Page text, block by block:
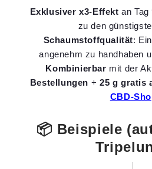
Exklusiver x3-Effekt an
zu den
Schaumstoffqualität:
angenehm zu handhaben
Kombinierbar mit der
Bestellungen + 25 g gratis
CBD-
📦 Beispiele